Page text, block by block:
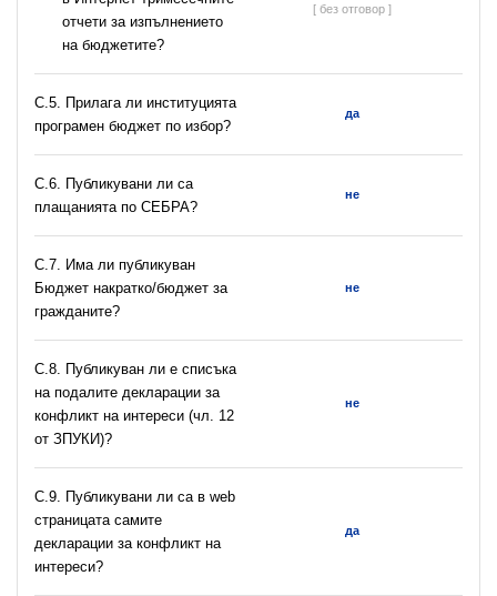
отчети за изпълнението
на бюджетите?
[ без отговор ]
С.5. Прилага ли институцията
програмен бюджет по избор?
да
С.6. Публикувани ли са
плащанията по СЕБРА?
не
С.7. Има ли публикуван
Бюджет накратко/бюджет за
гражданите?
не
C.8. Публикуван ли е списъка
на подалите декларации за
конфликт на интереси (чл. 12
от ЗПУКИ)?
не
C.9. Публикувани ли са в web
страницата самите
декларации за конфликт на
интереси?
да